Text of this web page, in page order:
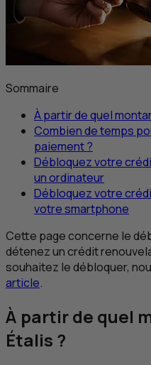
Sommaire
À partir de quel
Combien de temps
paiement ?
Débloquez votre
un ordinateur
Débloquez votre
votre smartphone
Cette page concerne le
détenez un crédit
souhaitez le débloquer,
article.
À partir de quel
Étalis ?